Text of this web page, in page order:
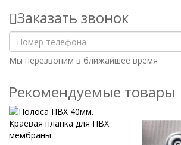
Заказать звонок
Мы перезвоним в ближайшее время
Рекомендуемые товары